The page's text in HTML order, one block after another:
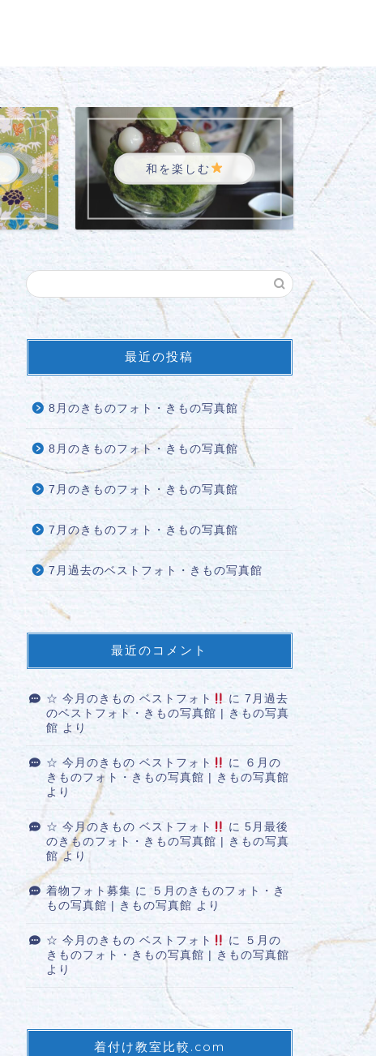
和を楽しむ
最近の投稿
8月のきものフォト・きもの写真館
8月のきものフォト・きもの写真館
7月のきものフォト・きもの写真館
7月のきものフォト・きもの写真館
7月過去のベストフォト・きもの写真館
最近のコメント
☆ 今月のきもの ベストフォト に7月過去
のベストフォト・きもの写真館 | きもの写真
館 より
☆ 今月のきもの ベストフォト に
６月の
きものフォト・きもの写真館 | きもの写真館
より
☆ 今月のきもの ベストフォト に5月最後
のきものフォト・きもの写真館 | きもの写真
館より
着物フォト募集 に
５月のきものフォト・き
もの写真館 | きもの写真館 より
☆ 今月のきもの ベストフォト に
５月の
きものフォト・きもの写真館 | きもの写真館
より
着付け教室比較.com